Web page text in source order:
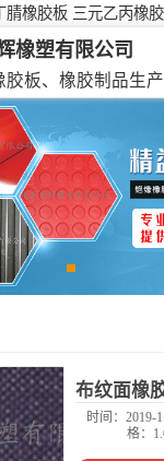
腈橡胶板 三元乙丙橡
橡塑有限公司
胶板、橡胶制品生
：同辉橡塑 橡胶 橡塑
布纹面橡
时间：2019-
格：